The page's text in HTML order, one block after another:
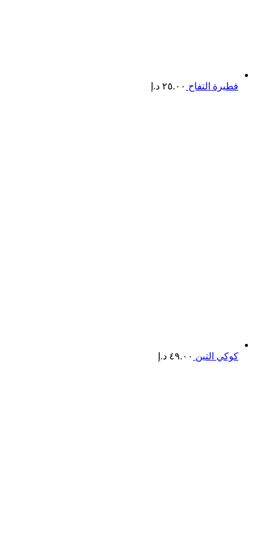
فطيرة التفاح ٢٥.٠٠ د.إ
كوكي التين ٤٩.٠٠ د.إ